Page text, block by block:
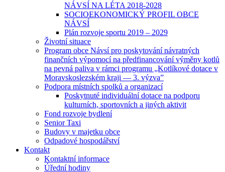
NÁVSÍ NA LÉTA 2018-2028
SOCIOEKONOMICKÝ PROFIL OBCE
NÁVSÍ
Plán rozvoje sportu 2019 – 2029
Životní situace
Program obce Návsí pro poskytování návratných
finančních výpomocí na předfinancování výměny kotlů
na pevná paliva v rámci programu „Kotlíkové dotace v
Moravskoslezském kraji — 3. výzva”
Podpora místních spolků a organizací
Poskytnuté individuální dotace na podporu
kulturních, sportovních a jiných aktivit
Fond rozvoje bydlení
Senior Taxi
Budovy v majetku obce
Odpadové hospodářství
Kontakt
Kontaktní informace
Úřední hodiny